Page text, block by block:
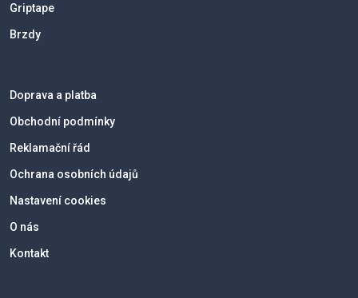
Griptape
Brzdy
Doprava a platba
Obchodní podmínky
Reklamační řád
Ochrana osobních údajů
Nastavení cookies
O nás
Kontakt